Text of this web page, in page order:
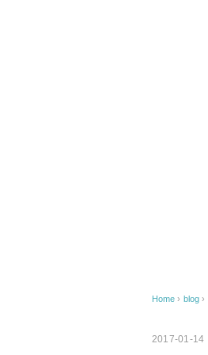
Home › blog ›
2017-01-14